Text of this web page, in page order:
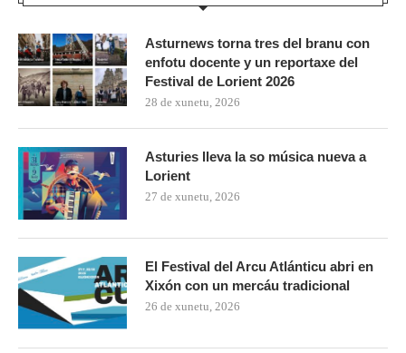
Asturnews torna tres del branu con
enfotu docente y un reportaxe del
Festival de Lorient 2026
28 de xunetu, 2026
Asturies lleva la so música nueva a
Lorient
27 de xunetu, 2026
El Festival del Arcu Atlánticu abri en
Xixón con un mercáu tradicional
26 de xunetu, 2026